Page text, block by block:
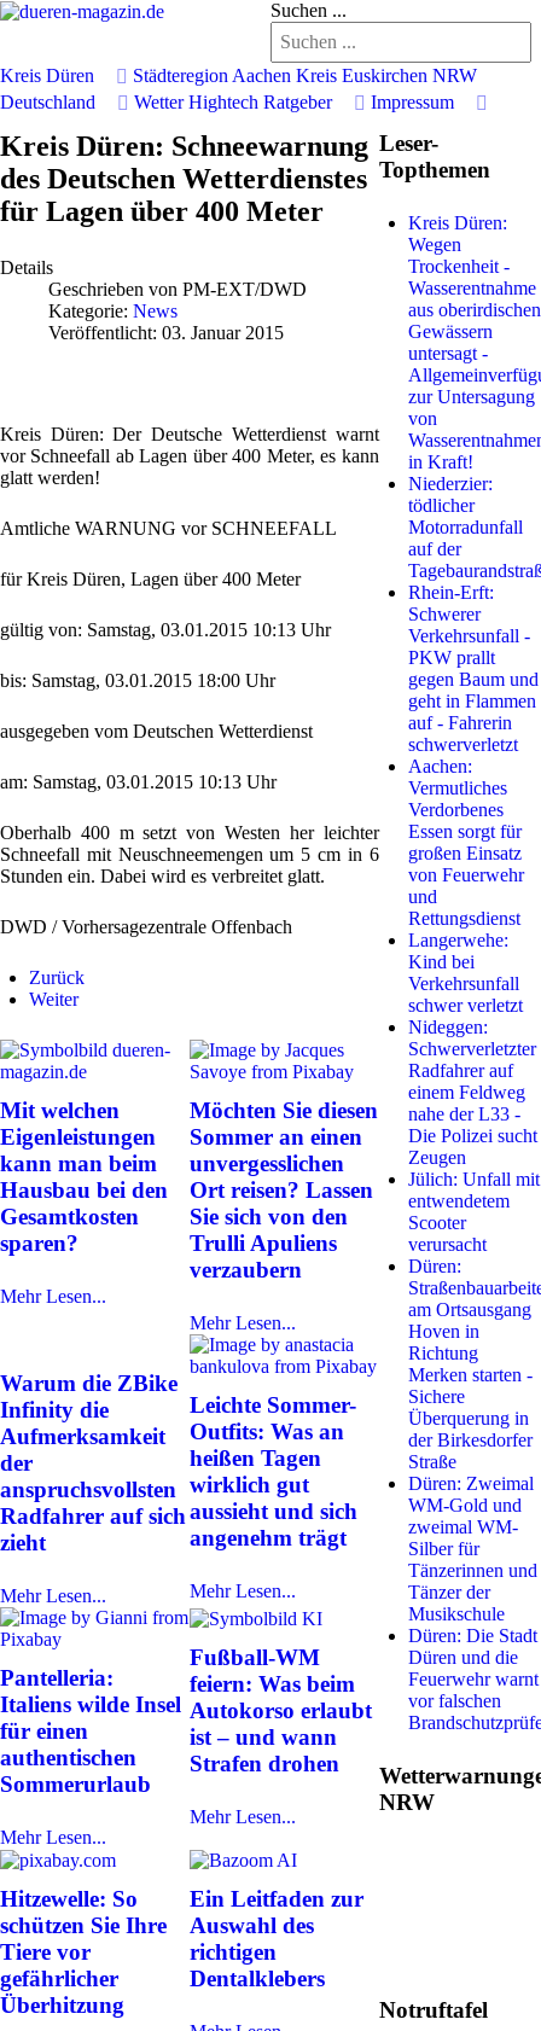
Suchen ...
Kreis Düren Städteregion Aachen Kreis Euskirchen NRW
Deutschland
Wetter Hightech Ratgeber Impressum
Kreis Düren: Schneewarnung
des Deutschen Wetterdienstes
für Lagen über 400 Meter
Details
Geschrieben von PM-EXT/DWD
Kategorie: News
Veröffentlicht: 03. Januar 2015
Kreis Düren: Der Deutsche Wetterdienst warnt
vor Schneefall ab Lagen über 400 Meter, es kann
glatt werden!
Amtliche WARNUNG vor SCHNEEFALL
für Kreis Düren, Lagen über 400 Meter
gültig von: Samstag, 03.01.2015 10:13 Uhr
bis: Samstag, 03.01.2015 18:00 Uhr
ausgegeben vom Deutschen Wetterdienst
am: Samstag, 03.01.2015 10:13 Uhr
Oberhalb 400 m setzt von Westen her leichter
Schneefall mit Neuschneemengen um 5 cm in 6
Stunden ein. Dabei wird es verbreitet glatt.
DWD / Vorhersagezentrale Offenbach
Zurück
Weiter
Mit welchen
Eigenleistungen
kann man beim
Hausbau bei den
Gesamtkosten
sparen?
Mehr Lesen...
Möchten Sie diesen
Sommer an einen
unvergesslichen
Ort reisen? Lassen
Sie sich von den
Trulli Apuliens
verzaubern
Mehr Lesen...
Warum die ZBike
Infinity die
Aufmerksamkeit
der
anspruchsvollsten
Radfahrer auf sich
zieht
Mehr Lesen...
Leichte Sommer-
Outfits: Was an
heißen Tagen
wirklich gut
aussieht und sich
angenehm trägt
Mehr Lesen...
Pantelleria:
Italiens wilde Insel
für einen
authentischen
Sommerurlaub
Mehr Lesen...
Fußball-WM
feiern: Was beim
Autokorso erlaubt
ist – und wann
Strafen drohen
Mehr Lesen...
Hitzewelle: So
schützen Sie Ihre
Tiere vor
gefährlicher
Überhitzung
Ein Leitfaden zur
Auswahl des
richtigen
Dentalklebers
Leser-
Topthemen
Kreis Düren:
Wegen
Trockenheit -
Wasserentnahme
aus oberirdischen
Gewässern
untersagt -
zur Untersagung
von
in Kraft!
Niederzier:
tödlicher
Motorradunfall
auf der
Rhein-Erft:
Schwerer
Verkehrsunfall -
PKW prallt
gegen Baum und
geht in Flammen
auf - Fahrerin
schwerverletzt
Aachen:
Vermutliches
Verdorbenes
Essen sorgt für
großen Einsatz
von Feuerwehr
und
Rettungsdienst
Langerwehe:
Kind bei
Verkehrsunfall
schwer verletzt
Nideggen:
Schwerverletzter
Radfahrer auf
einem Feldweg
nahe der L33 -
Die Polizei sucht
Zeugen
Jülich: Unfall mit
entwendetem
Scooter
verursacht
Düren:
am Ortsausgang
Hoven in
Richtung
Merken starten -
Sichere
Überquerung in
der Birkesdorfer
Straße
Düren: Zweimal
WM-Gold und
zweimal WM-
Silber für
Tänzerinnen und
Tänzer der
Musikschule
Düren: Die Stadt
Düren und die
Feuerwehr warnt
vor falschen
NRW
Notruftafel